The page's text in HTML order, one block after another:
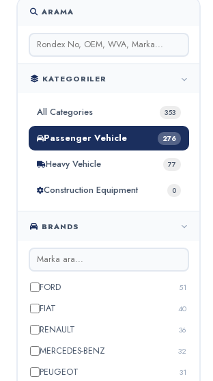
ARAMA
KATEGORILER
All Categories 353
Passenger Vehicle 276
Heavy Vehicle 77
Construction Equipment 0
BRANDS
FORD 51
FIAT 40
RENAULT 36
MERCEDES-BENZ 32
PEUGEOT 31